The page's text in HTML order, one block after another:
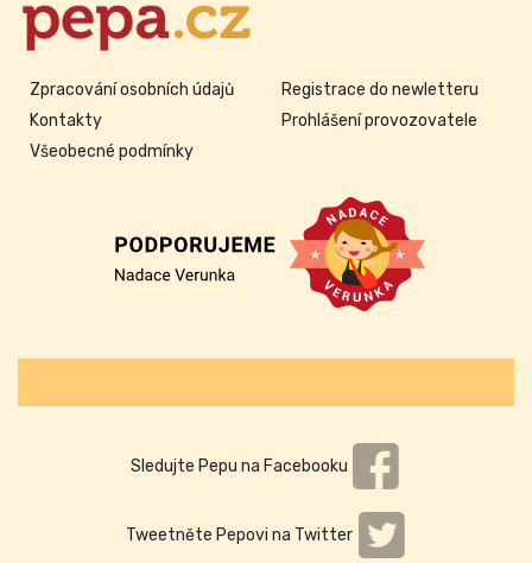
Zpracování osobních údajů
Kontakty
Všeobecné podmínky
Registrace do newletteru
Prohlášení provozovatele
Sledujte Pepu na Facebooku
Tweetněte Pepovi na Twitter